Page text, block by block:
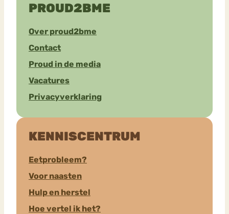
PROUD2BME
Over proud2bme
Contact
Proud in de media
Vacatures
Privacyverklaring
KENNISCENTRUM
Eetprobleem?
Voor naasten
Hulp en herstel
Hoe vertel ik het?